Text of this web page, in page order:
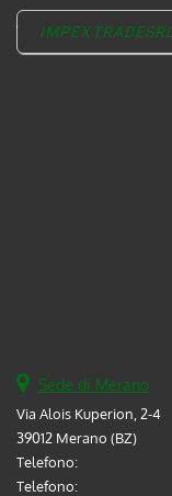
IMPEXTRADESRL
Sede di Merano
Via Alois Kuperion, 2-4
39012 Merano (BZ)
Telefono:
Telefono: